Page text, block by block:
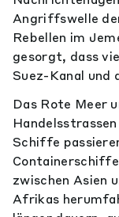
Angriffswelle
Rebellen im
gesorgt, dass
Suez-Kanal und
Das Rote Meer
Schiffe
zwischen Asien
Afrikas